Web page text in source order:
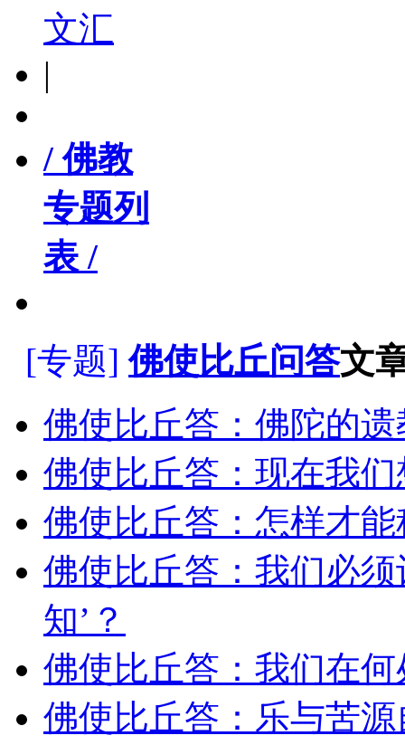
文汇
|
/ 佛教
专题列
表 /
[专题] 佛使比丘问答文
佛使比丘答：佛陀的
佛使比丘答：现在我
佛使比丘答：怎样才能
佛使比丘答：我们必
知’？
佛使比丘答：我们在
佛使比丘答：乐与苦